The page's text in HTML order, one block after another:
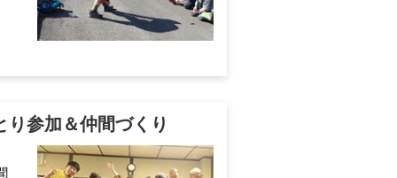
参加＆仲間づくり